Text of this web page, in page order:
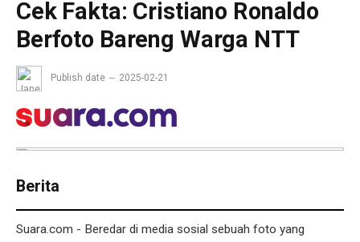
Cek Fakta: Cristiano Ronaldo
Berfoto Bareng Warga NTT
Publish date 2025-02-21
Berita
Suara.com - Beredar di media sosial sebuah foto yang